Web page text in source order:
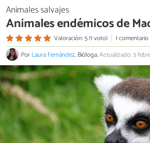
Animales salvajes
Animales endémicos de
Valoración: 5 (1 voto)
1 comentario
PorLaura Fernández, Bióloga.Actualizado: 3